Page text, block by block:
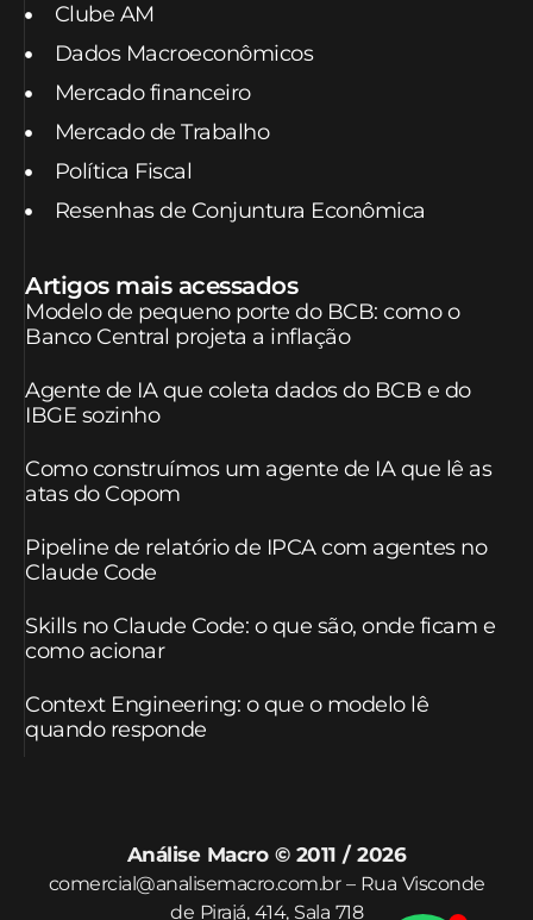
Clube AM
Dados Macroeconômicos
Mercado financeiro
Mercado de Trabalho
Política Fiscal
Resenhas de Conjuntura Econômica
Artigos mais acessados
Modelo de pequeno porte do BCB: como o
Banco Central projeta a inflação
Agente de IA que coleta dados do BCB e do
IBGE sozinho
Como construímos um agente de IA que lê as
atas do Copom
Pipeline de relatório de IPCA com agentes no
Claude Code
Skills no Claude Code: o que são, onde ficam e
como acionar
Context Engineering: o que o modelo lê
quando responde
Análise Macro © 2011 / 2026
comercial@analisemacro.com.br – Rua Visconde
de Pirajá, 414, Sala 718